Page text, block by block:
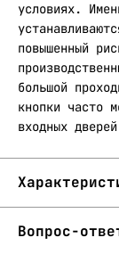
условиях.
повышенный
большой
кнопки часто
входных
Вопрос-